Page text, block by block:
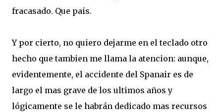
fracasado. Que pais.
Y por cierto, no quiero dejarme en el teclado otro
hecho que tambien me llama la atencion: aunque,
evidentemente, el accidente del Spanair es de
largo el mas grave de los ultimos años y
lógicamente se le habrán dedicado mas recursos